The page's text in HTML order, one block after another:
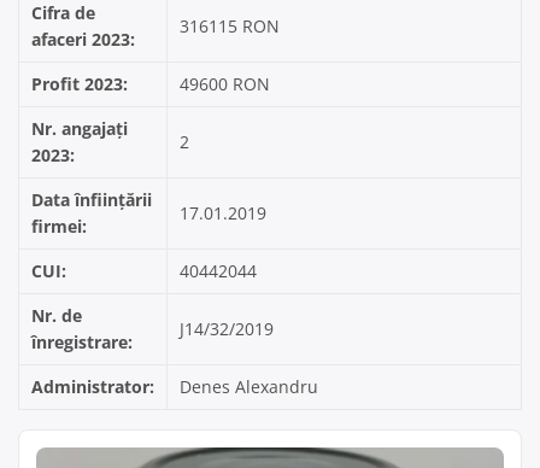
Cifra de
afaceri 2023:
316115 RON
Profit 2023:
49600 RON
Nr. angajați
2023:
2
Data înființării
firmei:
17.01.2019
CUI:
40442044
Nr. de
înregistrare:
J14/32/2019
Administrator: Denes Alexandru